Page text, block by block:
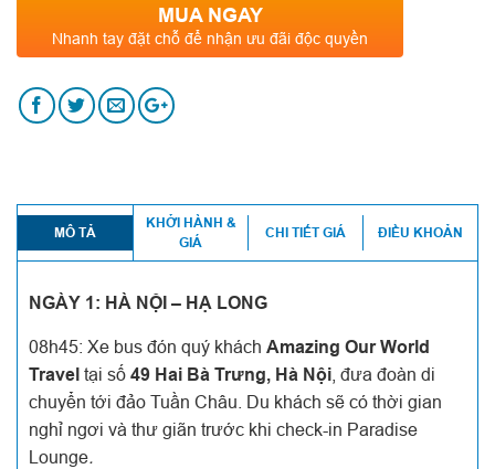
MUA NGAY
Nhanh tay đặt chỗ để nhận ưu đãi độc quyền
MÔ TẢ
KHỞI HÀNH &
GIÁ
CHI TIẾT GIÁ ĐIỀU KHOẢN
NGÀY 1: HÀ NỘI – HẠ LONG
08h45: Xe bus đón quý khách Amazing Our World
Travel tại số 49 Hai Bà Trưng, Hà Nội , đưa đoàn di
chuyển tới đảo Tuần Châu. Du khách sẽ có thời gian
nghỉ ngơi và thư giãn trước khi check-in Paradise
Lounge.